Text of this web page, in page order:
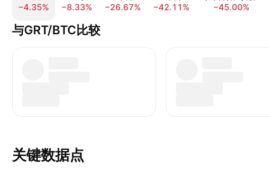
−4.35%
−8.33%
−26.67%
−42.11%
−45.00%
与GRT/BTC比较
关键数据点